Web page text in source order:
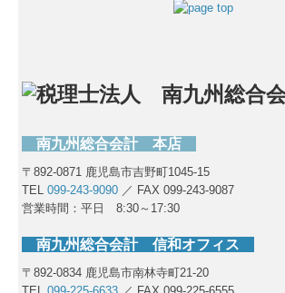
南九州総合会計 本店
〒892-0871 鹿児島市吉野町1045-15
TEL099-243-9090 ／ FAX 099-243-9087
営業時間：平日 8:30～17:30
南九州総合会計 信和オフィス
〒892-0834 鹿児島市南林寺町21-20